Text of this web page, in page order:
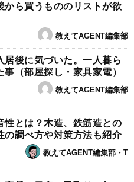
から買うもののリストが欲
教えてAGENT編集部
居後に気づいた。一人暮ら
事（部屋探し・家具家電）
教えてAGENT編集部
性とは？木造、鉄筋造との
の調べ方や対策方法も紹介
教えてAGENT編集部・T